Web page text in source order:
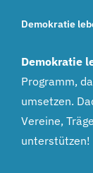
Demokratie
Demokratie
Programm,
umsetzen.
Vereine,
unterstützen!